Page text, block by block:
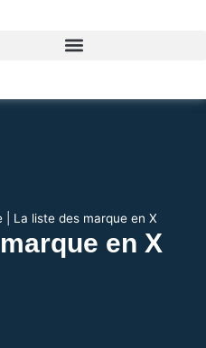
| La liste des marque en X
en X